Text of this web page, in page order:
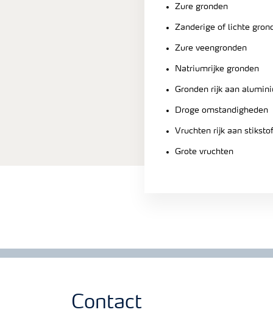
Zure gronden
Zanderige of lichte
Zure veengronden
Natriumrijke gronden
Gronden rijk aan
Droge omstandigheden
Vruchten rijk aan
Grote vruchten
Contact